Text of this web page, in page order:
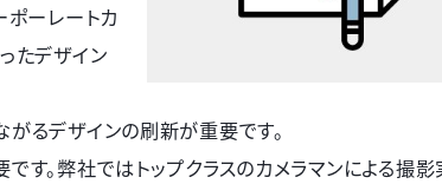
ポーレートカ
たデザイン
るデザインの刷新が重要です。
す。弊社ではトップクラスのカメラマンによる撮